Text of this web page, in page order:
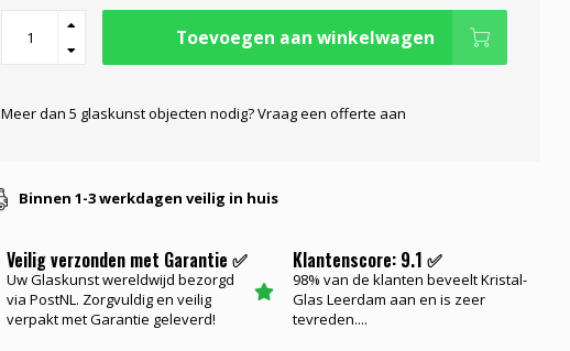
Toevoegen aan winkelwagen
Meer dan 5 glaskunst objecten nodig? Vraag een offerte aan
Binnen 1-3 werkdagen veilig in huis
Veilig verzonden met Garantie ✅
Uw Glaskunst wereldwijd bezorgd
via PostNL. Zorgvuldig en veilig
verpakt met Garantie geleverd!
Klantenscore: 9.1 ✅
98% van de klanten beveelt Kristal-
Glas Leerdam aan en is zeer
tevreden....